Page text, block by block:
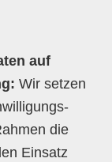
auf
Wir setzen
die
Einsatz